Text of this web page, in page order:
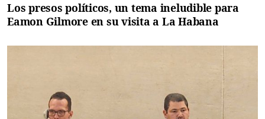
Los presos políticos, un tema ineludible para
Eamon Gilmore en su visita a La Habana